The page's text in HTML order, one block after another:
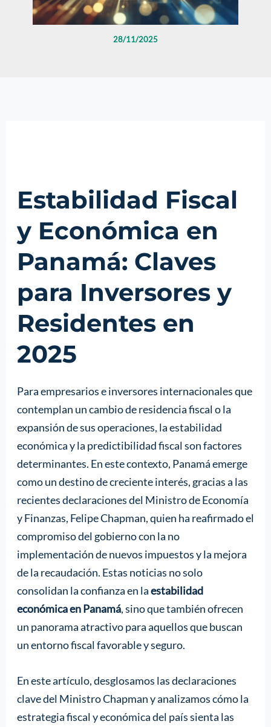
28/11/2025
Estabilidad Fiscal
y Económica en
Panamá: Claves
para Inversores y
Residentes en
2025
Para empresarios e inversores internacionales que
contemplan un cambio de residencia fiscal o la
expansión de sus operaciones, la estabilidad
económica y la predictibilidad fiscal son factores
determinantes. En este contexto, Panamá emerge
como un destino de creciente interés, gracias a las
recientes declaraciones del Ministro de Economía
y Finanzas, Felipe Chapman, quien ha reafirmado el
compromiso del gobierno con la no
implementación de nuevos impuestos y la mejora
de la recaudación. Estas noticias no solo
consolidan la confianza en laestabilidad
económica en Panamá, sino que también ofrecen
un panorama atractivo para aquellos que buscan
un entorno fiscal favorable y seguro.
En este artículo, desglosamos las declaraciones
clave del Ministro Chapman y analizamos cómo la
estrategia fiscal y económica del país sienta las